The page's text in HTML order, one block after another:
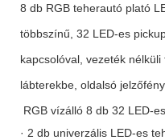
8 db RGB teherautó plató
többszínű, 32 LED-es
kapcsolóval, vezeték
lábterekbe, oldalsó
RGB vízálló 8 db 32 LED-
· 2 db univerzális LED-es